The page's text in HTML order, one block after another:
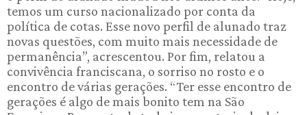
temos um curso nacionalizado por conta da
política de cotas. Esse novo perfil de alunado traz
novas questões, com muito mais necessidade de
permanência”, acrescentou. Por fim, relatou a
convivência franciscana, o sorriso no rosto e o
encontro de várias gerações. “Ter esse encontro de
gerações é algo de mais bonito tem na São